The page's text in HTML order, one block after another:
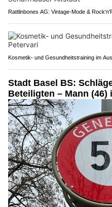
Rattlinbones AG: Vintage-Mode &
Kosmetik- und Gesundheitstraining im
Stadt Basel BS:
Beteiligten – Mann